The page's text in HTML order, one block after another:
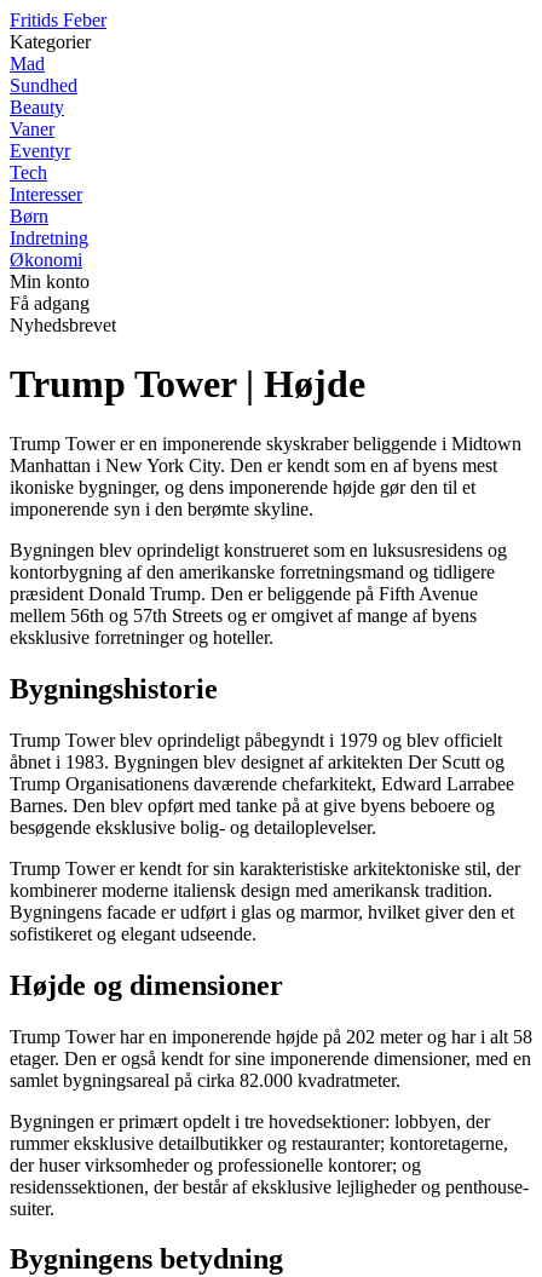
Fritids Feber
Kategorier
Mad
Sundhed
Beauty
Vaner
Eventyr
Tech
Interesser
Børn
Indretning
Økonomi
Min konto
Få adgang
Nyhedsbrevet
Trump Tower | Højde
Trump Tower er en imponerende skyskraber beliggende i Midtown
Manhattan i New York City. Den er kendt som en af ​​byens mest
ikoniske bygninger, og dens imponerende højde gør den til et
imponerende syn i den berømte skyline.
Bygningen blev oprindeligt konstrueret som en luksusresidens og
kontorbygning af den amerikanske forretningsmand og tidligere
præsident Donald Trump. Den er beliggende på Fifth Avenue
mellem 56th og 57th Streets og er omgivet af mange af byens
eksklusive forretninger og hoteller.
Bygningshistorie
Trump Tower blev oprindeligt påbegyndt i 1979 og blev officielt
åbnet i 1983. Bygningen blev designet af arkitekten Der Scutt og
Trump Organisationens daværende chefarkitekt, Edward Larrabee
Barnes. Den blev opført med tanke på at give byens beboere og
besøgende eksklusive bolig- og detailoplevelser.
Trump Tower er kendt for sin karakteristiske arkitektoniske stil, der
kombinerer moderne italiensk design med amerikansk tradition.
Bygningens facade er udført i glas og marmor, hvilket giver den et
sofistikeret og elegant udseende.
Højde og dimensioner
Trump Tower har en imponerende højde på 202 meter og har i alt 58
etager. Den er også kendt for sine imponerende dimensioner, med en
samlet bygningsareal på cirka 82.000 kvadratmeter.
Bygningen er primært opdelt i tre hovedsektioner: lobbyen, der
rummer eksklusive detailbutikker og restauranter; kontoretagerne,
der huser virksomheder og professionelle kontorer; og
residenssektionen, der består af eksklusive lejligheder og penthouse-
suiter.
Bygningens betydning